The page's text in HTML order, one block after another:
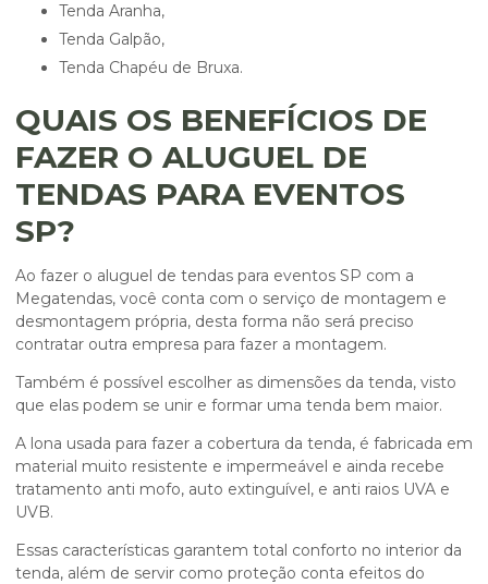
Tenda Aranha,
Tenda Galpão,
Tenda Chapéu de Bruxa.
QUAIS OS BENEFÍCIOS DE
FAZER O ALUGUEL DE
TENDAS PARA EVENTOS
SP?
Ao fazer o aluguel de tendas para eventos SP com a
Megatendas, você conta com o serviço de montagem e
desmontagem própria, desta forma não será preciso
contratar outra empresa para fazer a montagem.
Também é possível escolher as dimensões da tenda, visto
que elas podem se unir e formar uma tenda bem maior.
A lona usada para fazer a cobertura da tenda, é fabricada em
material muito resistente e impermeável e ainda recebe
tratamento anti mofo, auto extinguível, e anti raios UVA e
UVB.
Essas características garantem total conforto no interior da
tenda, além de servir como proteção conta efeitos do